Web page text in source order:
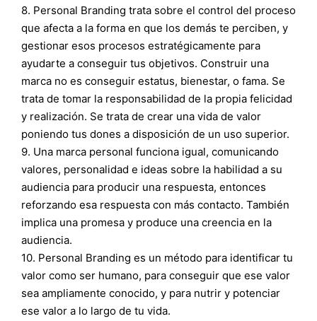
8. Personal Branding trata sobre el control del proceso
que afecta a la forma en que los demás te perciben, y
gestionar esos procesos estratégicamente para
ayudarte a conseguir tus objetivos. Construir una
marca no es conseguir estatus, bienestar, o fama. Se
trata de tomar la responsabilidad de la propia felicidad
y realización. Se trata de crear una vida de valor
poniendo tus dones a disposición de un uso superior.
9. Una marca personal funciona igual, comunicando
valores, personalidad e ideas sobre la habilidad a su
audiencia para producir una respuesta, entonces
reforzando esa respuesta con más contacto. También
implica una promesa y produce una creencia en la
audiencia.
10. Personal Branding es un método para identificar tu
valor como ser humano, para conseguir que ese valor
sea ampliamente conocido, y para nutrir y potenciar
ese valor a lo largo de tu vida.